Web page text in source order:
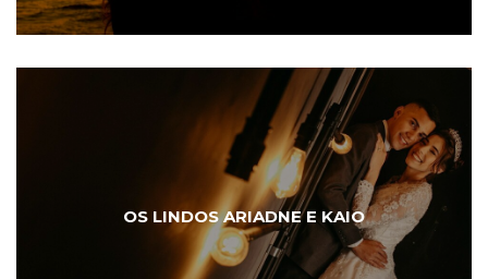
OS LINDOS ARIADNE E KAIO